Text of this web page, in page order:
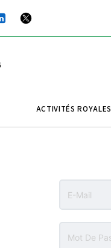
ACTIVITÉS ROYALES